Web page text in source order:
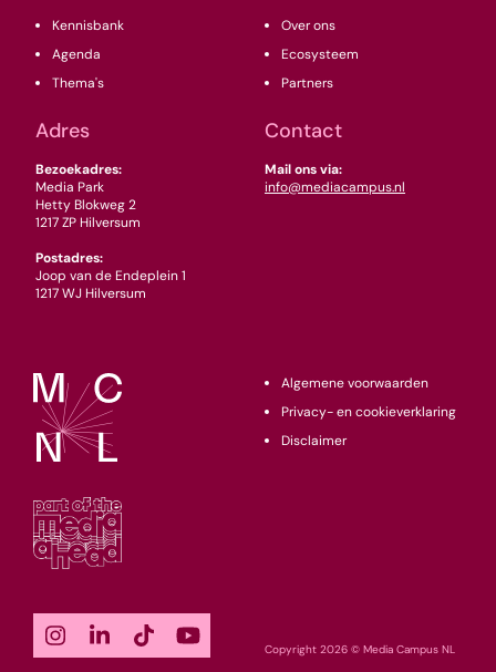
Kennisbank
Agenda
Thema's
Over ons
Ecosysteem
Partners
Adres
Bezoekadres:
Media Park
Hetty Blokweg 2
1217 ZP Hilversum
Postadres:
Joop van de Endeplein 1
1217 WJ Hilversum
Contact
Mail ons via:
info@mediacampus.nl
Copyright 2026 © Media Campus NL
Algemene voorwaarden
Privacy- en cookieverklaring
Disclaimer